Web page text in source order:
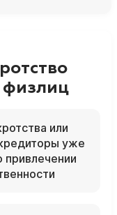
или
уже
привлечении